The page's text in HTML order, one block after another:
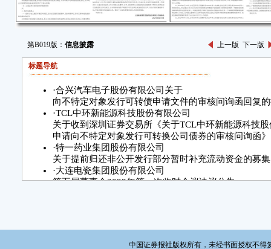
第B019版： 信息披露 上一版 下一版
标题导航
·合兴汽车电子股份有限公司关于
向不特定对象发行可转债申请文件的审核问询函回复
·TCL中环新能源科技股份有限公司
关于收到深圳证券交易所《关于TCL中环新能源科技
申请向不特定对象发行可转换公司债券的审核问询函
·特一药业集团股份有限公司
关于提前归还非公开发行部分暂时补充流动资金的募
·大连电瓷集团股份有限公司
第五届董事会2023年第一次临时会议决议公告
·四川成渝高速公路股份有限公司
关于独立董事辞职的公告
中国证券报社版权所有，未经书面授权不得